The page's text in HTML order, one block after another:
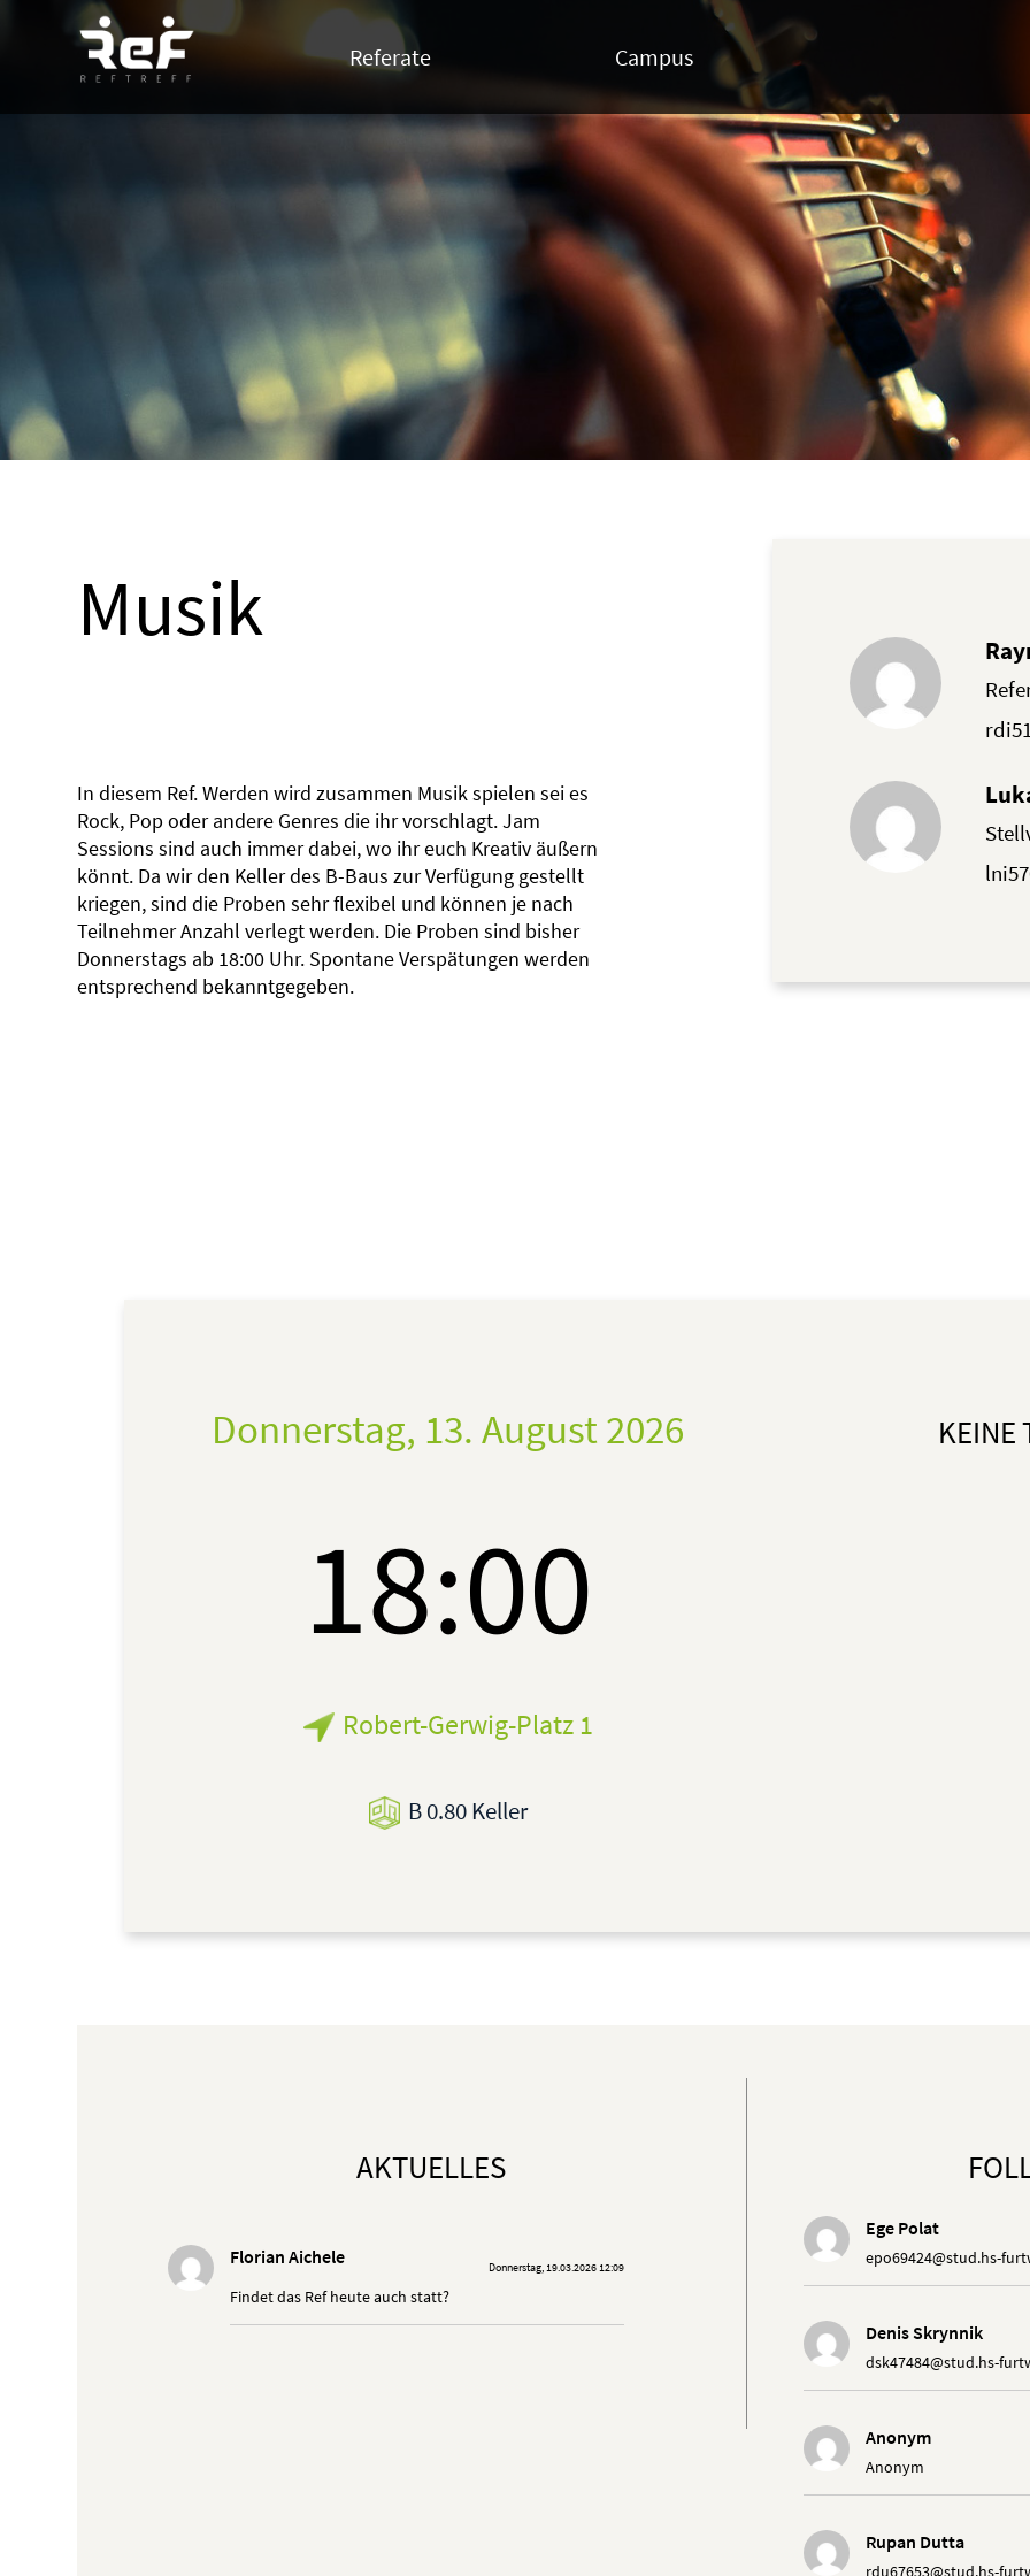
Referate Campus
Musik
In diesem Ref. Werden wird zusammen Musik spielen sei es
Rock, Pop oder andere Genres die ihr vorschlagt. Jam
Sessions sind auch immer dabei, wo ihr euch Kreativ äußern
könnt. Da wir den Keller des B-Baus zur Verfügung gestellt
kriegen, sind die Proben sehr flexibel und können je nach
Teilnehmer Anzahl verlegt werden. Die Proben sind bisher
Donnerstags ab 18:00 Uhr. Spontane Verspätungen werden
entsprechend bekanntgegeben.
Donnerstag, 13. August 2026
18:00
Robert-Gerwig-Platz 1
B 0.80 Keller
KEINE
AKTUELLES
Florian Aichele Donnerstag, 19.03.2026 12:09
Findet das Ref heute auch statt?
Ege Polat
epo69424@stud.hs-
Denis Skrynnik
dsk47484@stud.hs-
Anonym
Anonym
Rupan Dutta
rdu67653@stud.hs-